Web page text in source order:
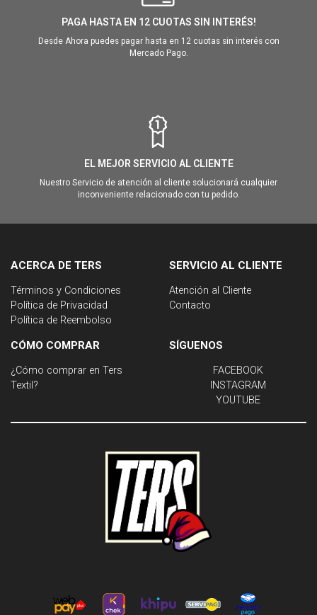
PAGA HASTA EN 12 CUOTAS SIN INTERÉS!
Desde Ahora puedes pagar hasta en 12 cuotas sin interés con
Mercado Pago.
EL MEJOR SERVICIO AL CLIENTE
Nuestro Servicio de atención al cliente solucionará cualquier
inconveniente relacionado con tu pedido.
ACERCA DE TERS
Términos y Condiciones
Política de Privacidad
Política de Reembolso
SERVICIO AL CLIENTE
Atención al Cliente
Contacto
CÓMO COMPRAR
¿Cómo comprar en Ters
Textil?
SÍGUENOS
FACEBOOK
INSTAGRAM
YOUTUBE